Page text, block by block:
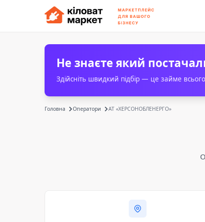
Не знаєте який
Здійсніть швидкий підбір — це займе
Головна Оператори АТ «ХЕРСОНОБЛЕНЕРГО»